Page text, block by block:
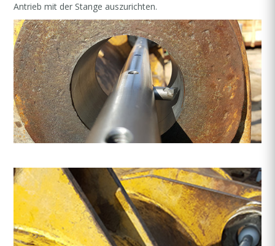
Antrieb mit der Stange auszurichten.